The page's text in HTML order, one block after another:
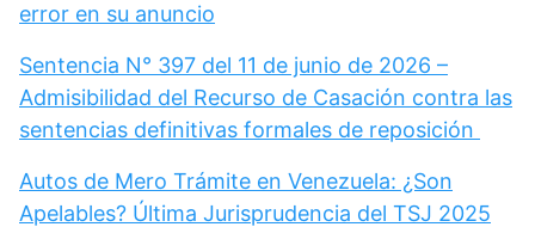
error en su anuncio
Sentencia N° 397 del 11 de junio de 2026 –
Admisibilidad del Recurso de Casación contra las
sentencias definitivas formales de reposición
Autos de Mero Trámite en Venezuela: ¿Son
Apelables? Última Jurisprudencia del TSJ 2025